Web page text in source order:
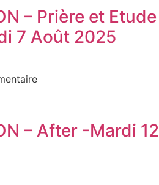
– Prière et Etude
7 Août 2025
– After -Mardi 12